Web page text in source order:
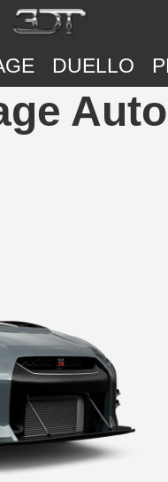
DUELLO